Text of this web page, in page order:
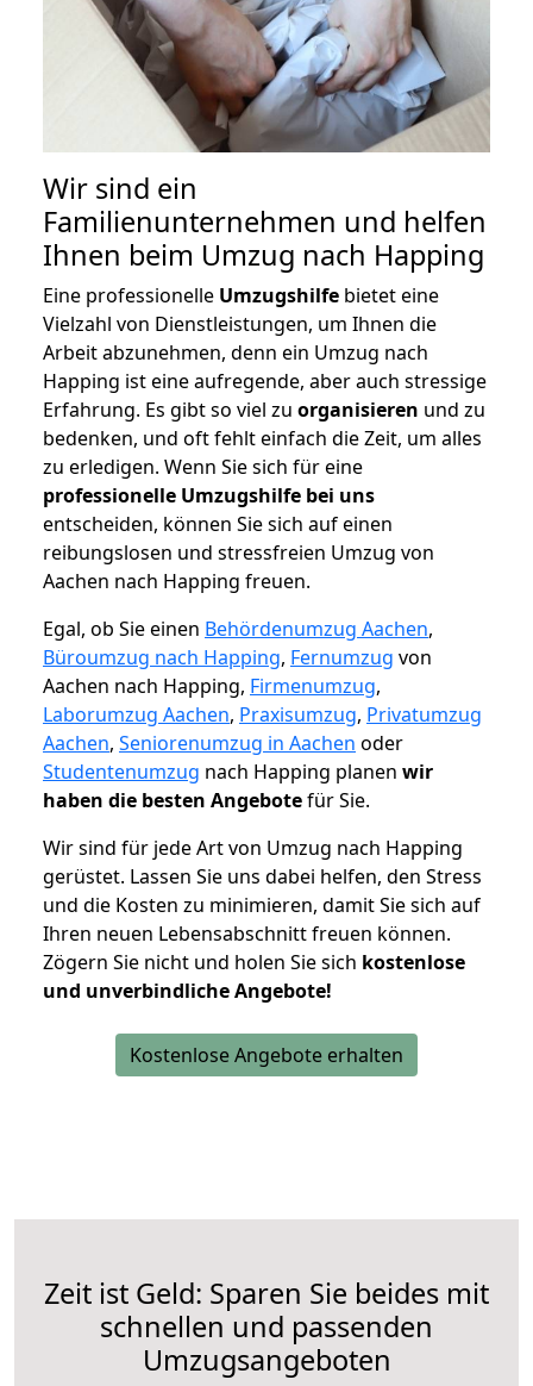
Wir sind ein
Familienunternehmen und helfen
Ihnen beim Umzug nach Happing
Eine professionelle Umzugshilfe bietet eine
Vielzahl von Dienstleistungen, um Ihnen die
Arbeit abzunehmen, denn ein Umzug nach
Happing ist eine aufregende, aber auch stressige
Erfahrung. Es gibt so viel zu organisieren und zu
bedenken, und oft fehlt einfach die Zeit, um alles
zu erledigen. Wenn Sie sich für eine
professionelle Umzugshilfe bei uns
entscheiden, können Sie sich auf einen
reibungslosen und stressfreien Umzug von
Aachen nach Happing freuen.
Egal, ob Sie einen Behördenumzug Aachen,
Büroumzug nach Happing, Fernumzug von
Aachen nach Happing, Firmenumzug,
Laborumzug Aachen, Praxisumzug, Privatumzug
Aachen, Seniorenumzug in Aachen oder
Studentenumzug nach Happing planen wir
haben die besten Angebotefür Sie.
Wir sind für jede Art von Umzug nach Happing
gerüstet. Lassen Sie uns dabei helfen, den Stress
und die Kosten zu minimieren, damit Sie sich auf
Ihren neuen Lebensabschnitt freuen können.
Zögern Sie nicht und holen Sie sich kostenlose
und unverbindliche Angebote!
Kostenlose Angebote erhalten
Zeit ist Geld: Sparen Sie beides mit
schnellen und passenden
Umzugsangeboten